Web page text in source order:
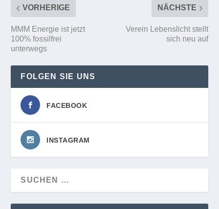
VORHERIGE
MMM Energie ist jetzt
100% fossilfrei
unterwegs
NÄCHSTE
Verein Lebenslicht stellt
sich neu auf
FOLGEN SIE UNS
FACEBOOK
INSTAGRAM